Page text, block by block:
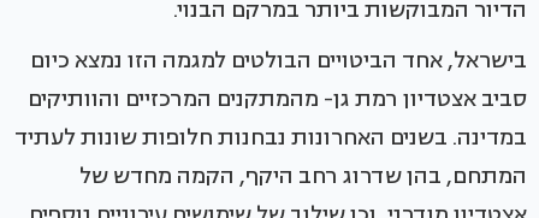
הדיור המבוקשות ביותר במרקם הבנוי.
בישראל, אחד הביטויים הבולטים למגמה הזו נמצא כיום
סביב אצטדיון רמת גן- מהמתקנים המרכזיים והוותיקים
במדינה. בשנים האחרונות נבחנות חלופות שונות לעתיד
המתחם, בהן שדרוג רחב היקף, הקמה מחדש של